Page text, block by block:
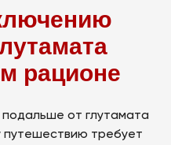
рационе
от глутамата
путешествию требует